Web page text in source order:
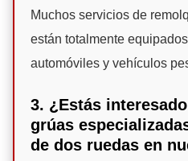
Muchos servicios de
están totalmente
automóviles y vehículos
3. ¿Estás
grúas
de dos ruedas en